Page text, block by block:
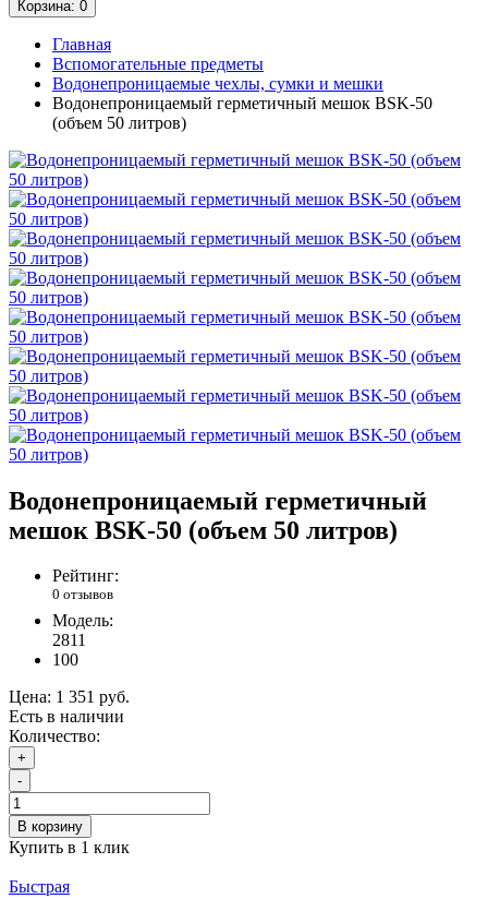
Корзина: 0
Главная
Вспомогательные предметы
Водонепроницаемые чехлы, сумки и мешки
Водонепроницаемый герметичный мешок BSK-50
(объем 50 литров)
Водонепроницаемый герметичный
мешок BSK-50 (объем 50 литров)
Рейтинг:
0 отзывов
Модель:
2811
100
Цена: 1 351 руб.
Есть в наличии
Количество:
+
-
В корзину
Купить в 1 клик
Быстрая